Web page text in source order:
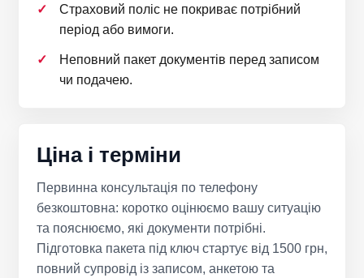
Страховий поліс не покриває потрібний
період або вимоги.
Неповний пакет документів перед записом
чи подачею.
Ціна і терміни
Первинна консультація по телефону
безкоштовна: коротко оцінюємо вашу ситуацію
та пояснюємо, які документи потрібні.
Підготовка пакета під ключ стартує від 1500 грн,
повний супровід із записом, анкетою та